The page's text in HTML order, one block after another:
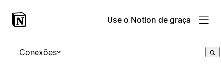
Use o Notion de graça
Conexões